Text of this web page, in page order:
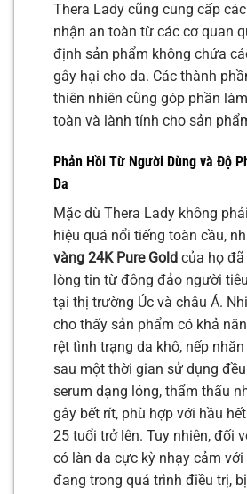
Thera Lady cũng cung cấp
nhận an toàn từ các cơ quan
định sản phẩm không chứa
gây hại cho da. Các thành
thiên nhiên cũng góp phần
toàn và lành tính cho sản
Phản Hồi Từ Người Dùng và Độ
Da
Mặc dù Thera Lady không
hiệu quá nổi tiếng toàn cầu,
vàng 24K Pure Gold của họ
lòng tin từ đông đảo người
tại thị trường Úc và châu Á.
cho thấy sản phẩm có khả
rệt tình trạng da khô, nếp
sau một thời gian sử dụng
serum dạng lỏng, thẩm thấu
gây bết rít, phù hợp với hầu
25 tuổi trở lên. Tuy nhiên, đối
có làn da cực kỳ nhạy cảm
đang trong quá trình điều trị,